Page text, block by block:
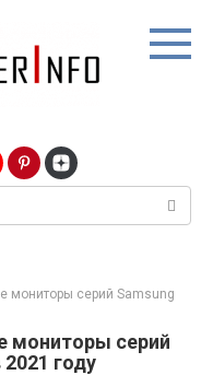
мониторы серий Samsung
мониторы серий
2021 году